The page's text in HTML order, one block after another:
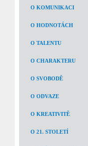
O KOMUNIKACI
O HODNOTÁCH
O TALENTU
O CHARAKTERU
O SVOBODĚ
O ODVAZE
O KREATIVITĚ
O 21. STOLETÍ